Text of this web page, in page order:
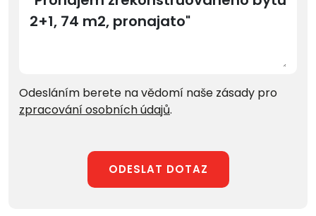
Odesláním berete na vědomí naše zásady pro
zpracování osobních údajů.
ODESLAT DOTAZ